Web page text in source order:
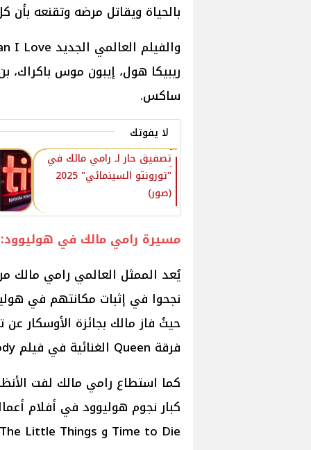
بالحياة ويقاتل مرضه وتقنعه
ريبيكا هول، إيبون موس باكراك،
ساكس.
لا يفوتك
تصفيق حار لـ رامي مالك في
"تورونتو السينمائي" 2025
(صور)
مسيرة رامي مالك في هوليوود:
يُعد الممثل العالمي رامي مالك
نجحوا في إثبات مكانتهم في
حيثُ فاز مالك بجائزة الأوسكار
فرقة Queen الغنائية في فيلم Bohemian Rhapsody.
كما استطاع رامي مالك لفت
Time to Die و The Little Things والمسلسل التلفزيوني Mr. Robot، وغيرها.